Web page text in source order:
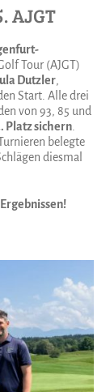
AJGT
Tour (AJGT)
Dutzler
Start. Alle drei
von 93, 85 und
Platz sichern
belegte
diesmal